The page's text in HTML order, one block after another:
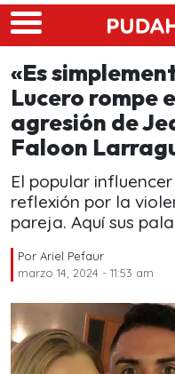
Skip to main content
«Es
Lucero rompe
agresión de
Faloon
El popular
reflexión por la
pareja. Aquí sus
Por Ariel Pefaur
marzo 14, 2024 - 11:53 am